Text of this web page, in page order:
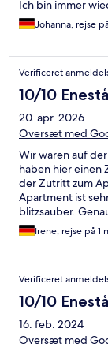
Ich bin immer
Johanna, rejse
Verificeret
10/10
20. apr. 2026
Oversæt med
Wir waren auf
haben hier einen
der Zutritt zum
Apartment ist
blitzsauber.
Übernachtung
letzten Mal hier
Irene, rejse på 1
Verificeret
10/10
16. feb. 2024
Oversæt med